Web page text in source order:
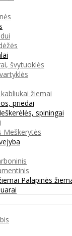
švytuoklės
žiemai
priedai
spiningai
Meškerytės
Palapinės